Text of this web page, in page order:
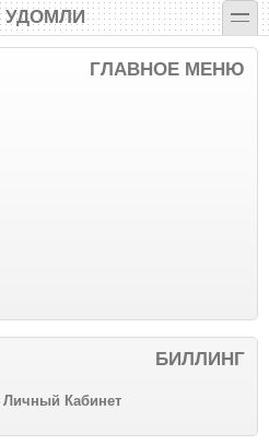
УДОМЛИ toggle
ГЛАВНОЕ МЕНЮ
БИЛЛИНГ
Личный Кабинет